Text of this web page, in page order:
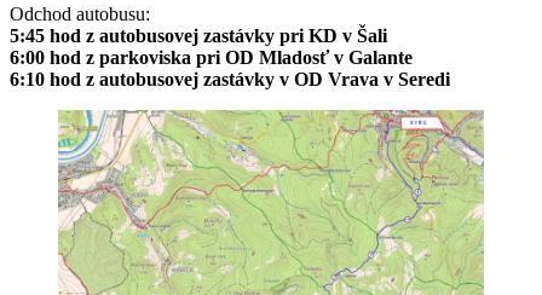
Odchod autobusu:
5:45 hod z autobusovej zastávky pri KD v Šali
6:00 hod z parkoviska pri OD Mladosť v Galante
6:10 hod z autobusovej zastávky v OD Vrava v Seredi